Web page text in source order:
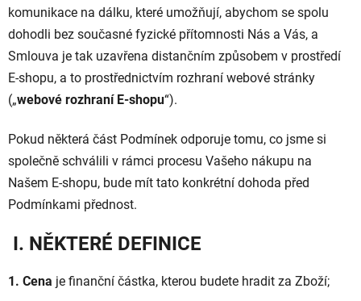
komunikace na dálku, které umožňují, abychom se spolu
dohodli bez současné fyzické přítomnosti Nás a Vás, a
Smlouva je tak uzavřena distančním způsobem v prostředí
E-shopu, a to prostřednictvím rozhraní webové stránky
(„webové rozhraní E-shopu“).
Pokud některá část Podmínek odporuje tomu, co jsme si
společně schválili v rámci procesu Vašeho nákupu na
Našem E-shopu, bude mít tato konkrétní dohoda před
Podmínkami přednost.
I. NĚKTERÉ DEFINICE
1. Cena je finanční částka, kterou budete hradit za Zboží;